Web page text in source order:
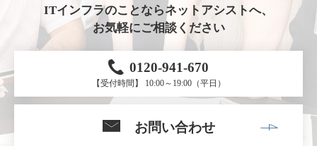
ITインフラのことならネットアシストへ、
お気軽にご相談ください
0120-941-670
【受付時間】 10:00～19:00（平日）
お問い合わせ